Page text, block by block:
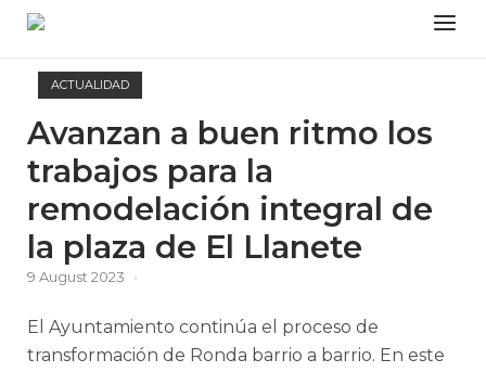
Skip
content
Menu
ACTUALIDAD
Avanzan a buen ritmo los
trabajos para la
remodelación integral de
la plaza de El Llanete
9 August 2023
El Ayuntamiento continúa el proceso de
transformación de Ronda barrio a barrio. En este